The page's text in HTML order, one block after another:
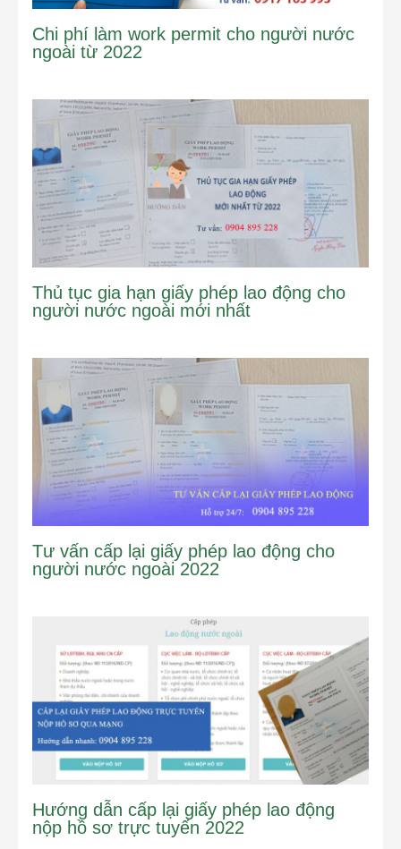
Chi phí làm work permit cho người nước
ngoài từ 2022
Thủ tục gia hạn giấy phép lao động cho
người nước ngoài mới nhất
Tư vấn cấp lại giấy phép lao động cho
người nước ngoài 2022
Hướng dẫn cấp lại giấy phép lao động
nộp hồ sơ trực tuyến 2022